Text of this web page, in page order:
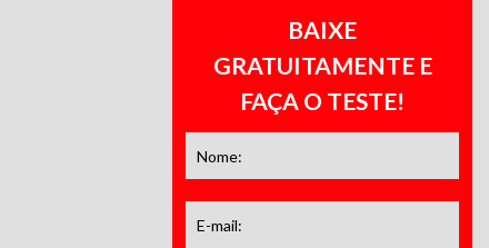
BAIXE
GRATUITAMENTE E
FAÇA O TESTE!